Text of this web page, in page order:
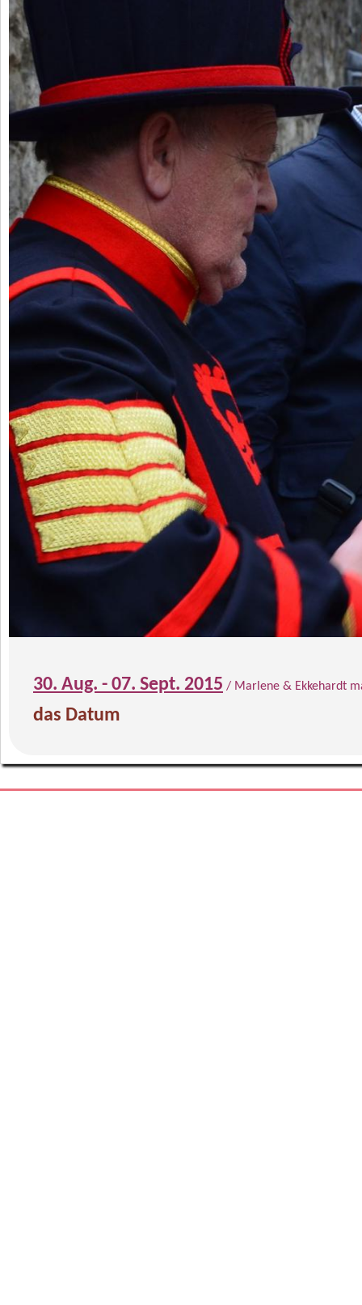
30. Aug. - 07. Sept. 2015 / Marlene & Ekkehardt
das Datum